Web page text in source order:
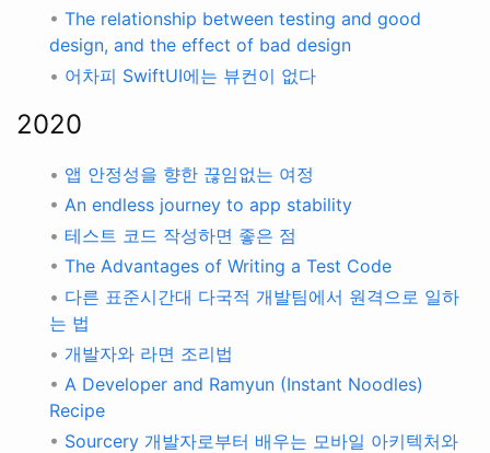
• The relationship between testing and good
design, and the effect of bad design
• 어차피 SwiftUI에는 뷰컨이 없다
2020
• 앱 안정성을 향한 끊임없는 여정
• An endless journey to app stability
• 테스트 코드 작성하면 좋은 점
• The Advantages of Writing a Test Code
• 다른 표준시간대 다국적 개발팀에서 원격으로 일하
는 법
• 개발자와 라면 조리법
• A Developer and Ramyun (Instant Noodles)
Recipe
• Sourcery 개발자로부터 배우는 모바일 아키텍처와